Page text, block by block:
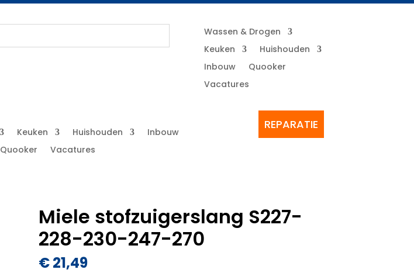
Wassen & Drogen
Keuken
Huishouden
Inbouw
Quooker
Vacatures
Keuken Huishouden
Inbouw
Quooker
Vacatures
REPARATIE
Miele stofzuigerslang S227-
228-230-247-270
€21,49